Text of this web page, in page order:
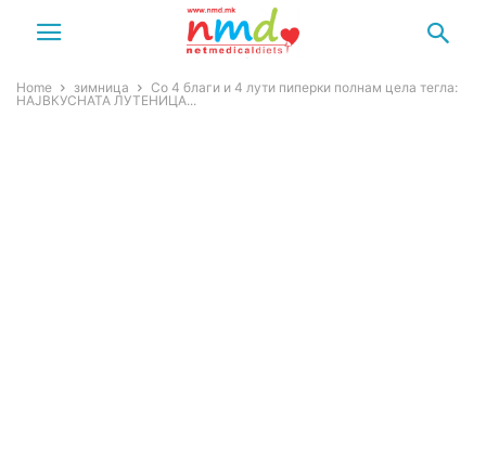
Home зимница
Со 4 благи и 4 лути пиперки полнам цела тегла:
НАЈВКУСНАТА ЛУТЕНИЦА...